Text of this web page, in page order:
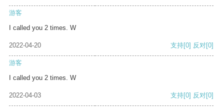
游客
I called you 2 times. W
2022-04-20 支持[0] 反对[0]
游客
I called you 2 times. W
2022-04-03 支持[0] 反对[0]